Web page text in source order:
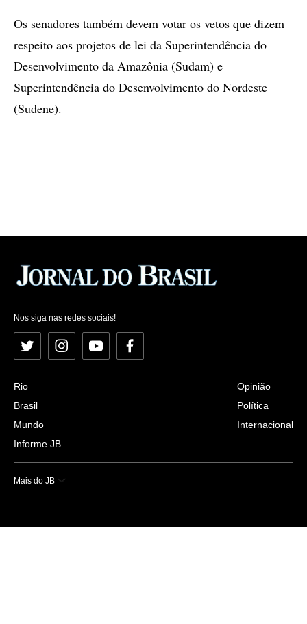
Os senadores também devem votar os vetos que dizem
respeito aos projetos de lei da Superintendência do
Desenvolvimento da Amazônia (Sudam) e
Superintendência do Desenvolvimento do Nordeste
(Sudene).
Nos siga nas redes sociais!
Twitter InstagramYouTubeFacebook
Rio
Brasil
Mundo
Informe JB
Opinião
Política
Internacional
Mais do JB
Esportes